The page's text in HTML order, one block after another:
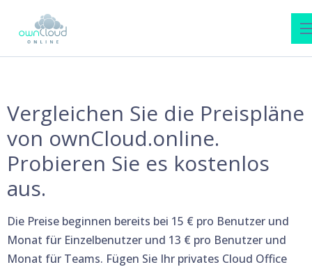
Vergleichen Sie die Preispläne
von ownCloud.online.
Probieren Sie es kostenlos
aus.
Die Preise beginnen bereits bei 15 € pro Benutzer und
Monat für Einzelbenutzer und 13 € pro Benutzer und
Monat für Teams. Fügen Sie Ihr privates Cloud Office